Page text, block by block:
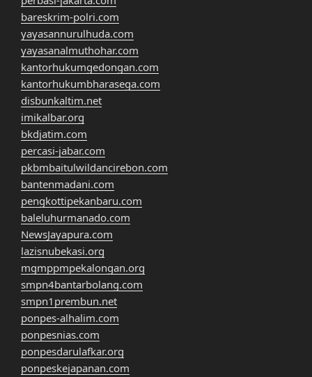
bareskrim-polri.com
yayasannurulhuda.com
yayasanalmuthohar.com
kantorhukumgedongan.com
kantorhukumbharasega.com
disbunkaltim.net
imikalbar.org
bkdjatim.com
percasi-jabar.com
pkbmbaitulwildancirebon.com
bantenmadani.com
pengkottipekanbaru.com
baleluhurmanado.com
NewsJayapura.com
lazisnubekasi.org
mgmppmpekalongan.org
smpn4bantarbolang.com
smpn1prembun.net
ponpes-alhalim.com
ponpesnias.com
ponpesdarulafkar.org
ponpeskejapanan.com